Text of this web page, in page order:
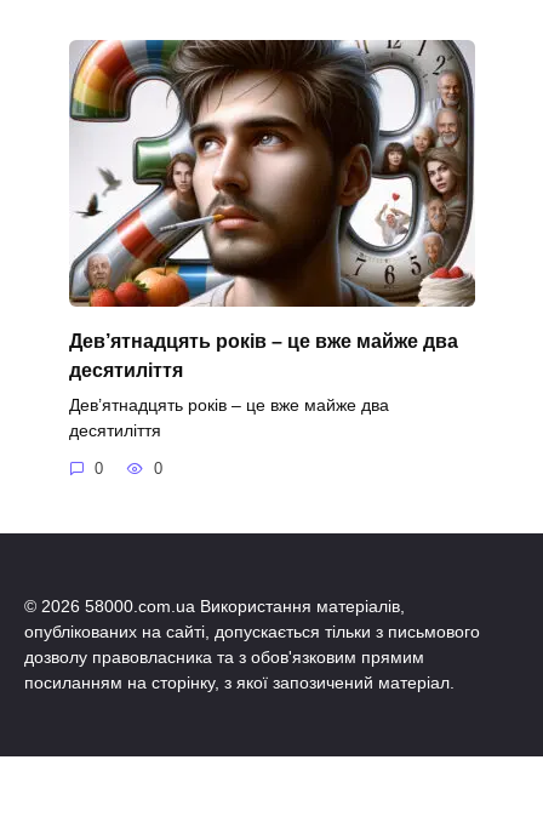
Дев’ятнадцять років – це вже майже два
десятиліття
Дев’ятнадцять років – це вже майже два
десятиліття
0 0
© 2026 58000.com.ua Використання матеріалів,
опублікованих на сайті, допускається тільки з письмового
дозволу правовласника та з обов'язковим прямим
посиланням на сторінку, з якої запозичений матеріал.